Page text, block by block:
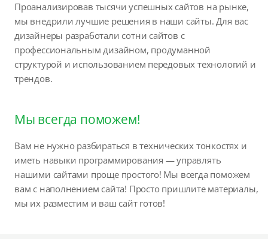
Проанализировав тысячи успешных сайтов на рынке,
мы внедрили лучшие решения в наши сайты. Для вас
дизайнеры разработали сотни сайтов с
профессиональным дизайном, продуманной
структурой и использованием передовых технологий и
трендов.
Мы всегда поможем!
Вам не нужно разбираться в технических тонкостях и
иметь навыки программирования — управлять
нашими сайтами проще простого! Мы всегда поможем
вам с наполнением сайта! Просто пришлите материалы,
мы их разместим и ваш сайт готов!